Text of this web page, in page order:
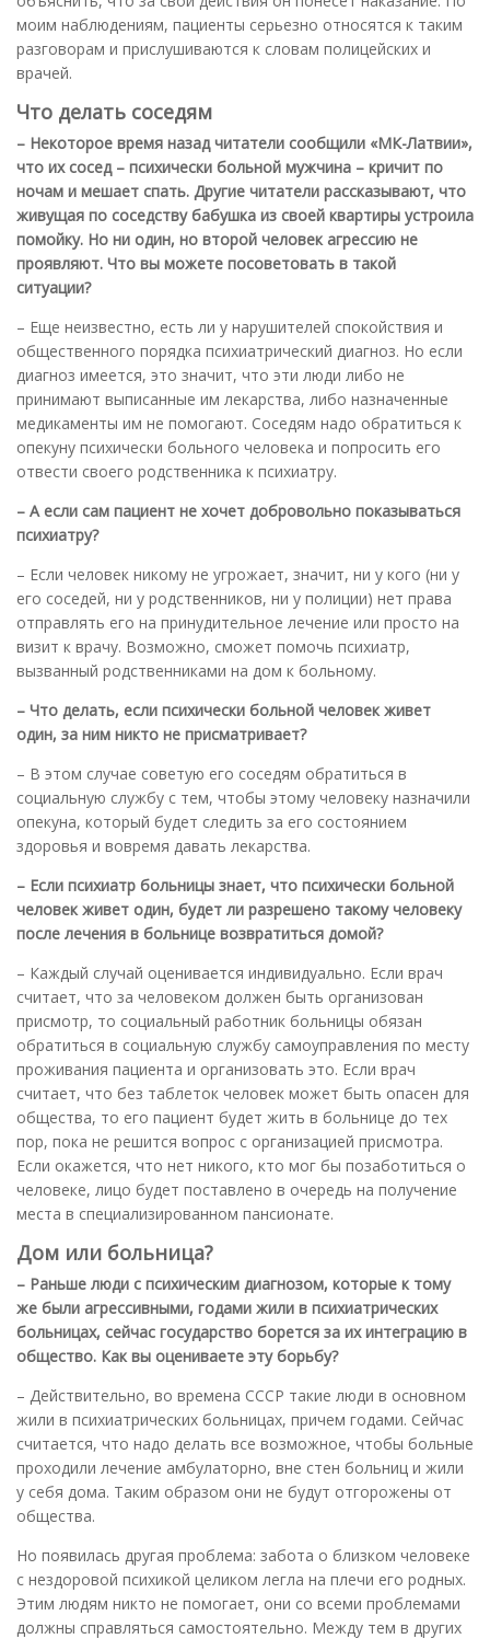
моим наблюдениям, пациенты серьезно относятся к таким
разговорам и прислушиваются к словам полицейских и
врачей.
Что делать соседям
– Некоторое время назад читатели сообщили «МК-Латвии»,
что их сосед – психически больной мужчина – кричит по
ночам и мешает спать. Другие читатели рассказывают, что
живущая по соседству бабушка из своей квартиры устроила
помойку. Но ни один, но второй человек агрессию не
проявляют. Что вы можете посоветовать в такой
ситуации?
– Еще неизвестно, есть ли у нарушителей спокойствия и
общественного порядка психиатрический диагноз. Но если
диагноз имеется, это значит, что эти люди либо не
принимают выписанные им лекарства, либо назначенные
медикаменты им не помогают. Соседям надо обратиться к
опекуну психически больного человека и попросить его
отвести своего родственника к психиатру.
– А если сам пациент не хочет добровольно показываться
психиатру?
– Если человек никому не угрожает, значит, ни у кого (ни у
его соседей, ни у родственников, ни у полиции) нет права
отправлять его на принудительное лечение или просто на
визит к врачу. Возможно, сможет помочь психиатр,
вызванный родственниками на дом к больному.
– Что делать, если психически больной человек живет
один, за ним никто не присматривает?
– В этом случае советую его соседям обратиться в
социальную службу с тем, чтобы этому человеку назначили
опекуна, который будет следить за его состоянием
здоровья и вовремя давать лекарства.
– Если психиатр больницы знает, что психически больной
человек живет один, будет ли разрешено такому человеку
после лечения в больнице возвратиться домой?
– Каждый случай оценивается индивидуально. Если врач
считает, что за человеком должен быть организован
присмотр, то социальный работник больницы обязан
обратиться в социальную службу самоуправления по месту
проживания пациента и организовать это. Если врач
считает, что без таблеток человек может быть опасен для
общества, то его пациент будет жить в больнице до тех
пор, пока не решится вопрос с организацией присмотра.
Если окажется, что нет никого, кто мог бы позаботиться о
человеке, лицо будет поставлено в очередь на получение
места в специализированном пансионате.
Дом или больница?
– Раньше люди с психическим диагнозом, которые к тому
же были агрессивными, годами жили в психиатрических
больницах, сейчас государство борется за их интеграцию в
общество. Как вы оцениваете эту борьбу?
– Действительно, во времена СССР такие люди в основном
жили в психиатрических больницах, причем годами. Сейчас
считается, что надо делать все возможное, чтобы больные
проходили лечение амбулаторно, вне стен больниц и жили
у себя дома. Таким образом они не будут отгорожены от
общества.
Но появилась другая проблема: забота о близком человеке
с нездоровой психикой целиком легла на плечи его родных.
Этим людям никто не помогает, они со всеми проблемами
должны справляться самостоятельно. Между тем в других